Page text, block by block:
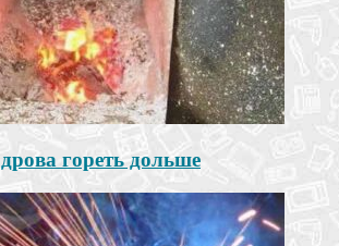
гореть дольше